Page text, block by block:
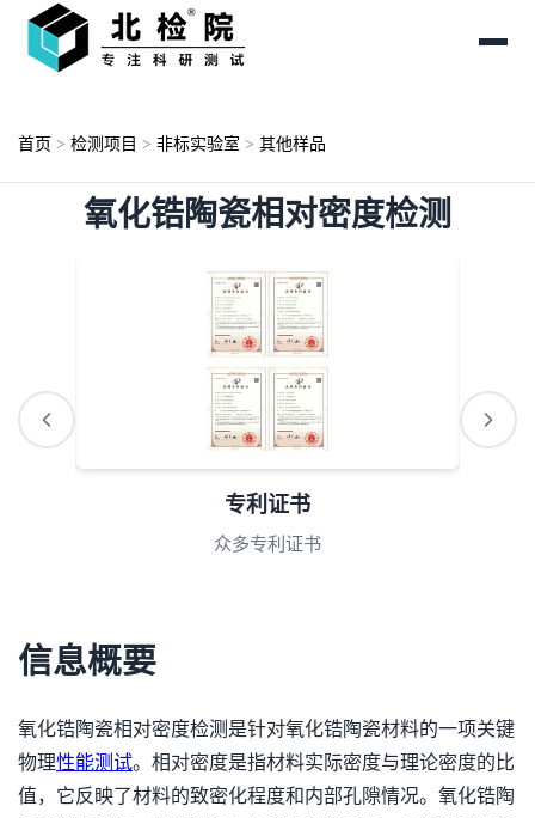
首页 > 检测项目 > 非标实验室 > 其他样品
氧化锆陶瓷相对密度检测
专利证书
众多专利证书
信息概要
氧化锆陶瓷相对密度检测是针对氧化锆陶瓷材料的一项关键
物理性能测试。相对密度是指材料实际密度与理论密度的比
值，它反映了材料的致密化程度和内部孔隙情况。氧化锆陶